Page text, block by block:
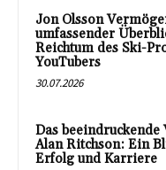
Jon Olsson
umfassender
Reichtum des Ski-
YouTubers
30.07.2026
Das
Alan Ritchson: Ein
Erfolg und Karriere